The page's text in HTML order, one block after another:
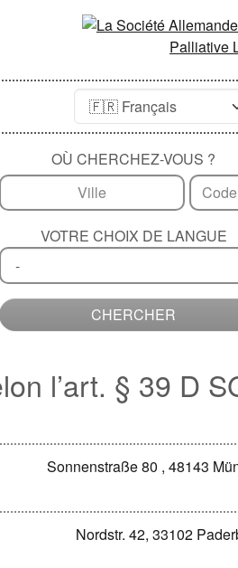
OÙ CHERCHEZ-VOUS ?
VOTRE CHOIX DE LANGUE
CHERCHER
l’art. § 39 D
Sonnenstraße 80 , 48143
Nordstr. 42, 33102